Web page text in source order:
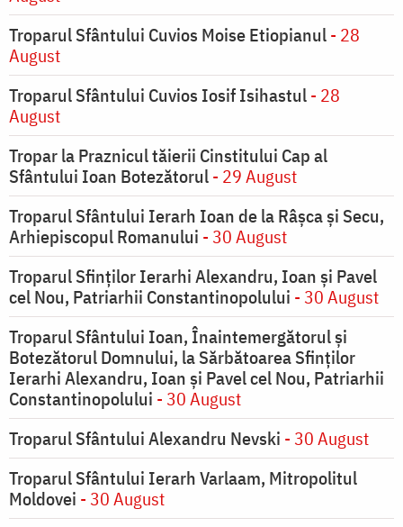
Troparul Sfântului Cuvios Moise Etiopianul- 28
August
Troparul Sfântului Cuvios Iosif Isihastul- 28
August
Tropar la Praznicul tăierii Cinstitului Cap al
Sfântului Ioan Botezătorul- 29 August
Troparul Sfântului Ierarh Ioan de la Râşca şi Secu,
Arhiepiscopul Romanului - 30 August
Troparul Sfinţilor Ierarhi Alexandru, Ioan şi Pavel
cel Nou, Patriarhii Constantinopolului - 30 August
Troparul Sfântului Ioan, Înaintemergătorul şi
Botezătorul Domnului, la Sărbătoarea Sfinţilor
Ierarhi Alexandru, Ioan şi Pavel cel Nou, Patriarhii
Constantinopolului - 30 August
Troparul Sfântului Alexandru Nevski - 30 August
Troparul Sfântului Ierarh Varlaam, Mitropolitul
Moldovei - 30 August